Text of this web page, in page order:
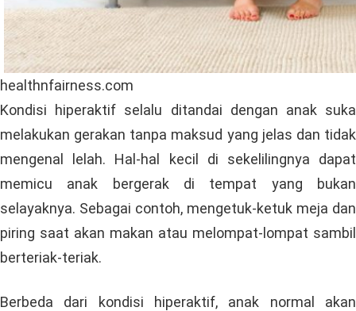
healthnfairness.com
Kondisi hiperaktif selalu ditandai dengan anak suka
melakukan gerakan tanpa maksud yang jelas dan tidak
mengenal lelah. Hal-hal kecil di sekelilingnya dapat
memicu anak bergerak di tempat yang bukan
selayaknya. Sebagai contoh, mengetuk-ketuk meja dan
piring saat akan makan atau melompat-lompat sambil
berteriak-teriak.
Berbeda dari kondisi hiperaktif, anak normal akan